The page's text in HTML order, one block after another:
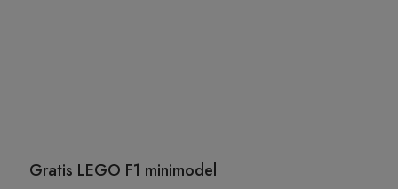
Gratis LEGO F1 minimodel